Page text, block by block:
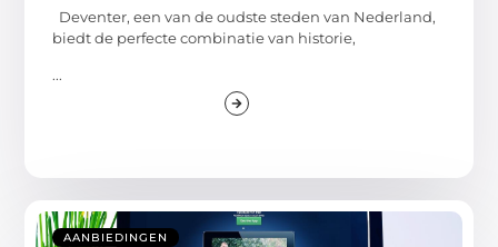
Deventer, een van de oudste steden van Nederland,
biedt de perfecte combinatie van historie,
...
AANBIEDINGEN